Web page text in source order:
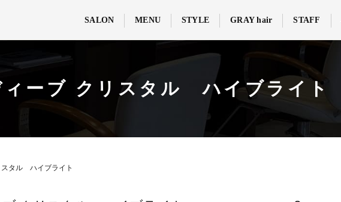
SALON MENU STYLE GRAY hair STAFF
ィーブ クリスタル ハイブライト
スタル ハイブライト